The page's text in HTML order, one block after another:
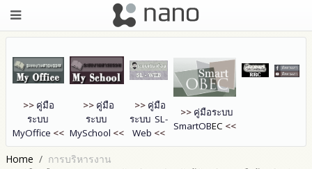
>> คู่มือ
ระบบ
MyOffice <<
>> คู่มือ
ระบบ
MySchool <<
>> คู่มือ
ระบบ SL-
Web <<
>> คู่มือระบบ
SmartOBEC <<
Home
การบริหารงาน